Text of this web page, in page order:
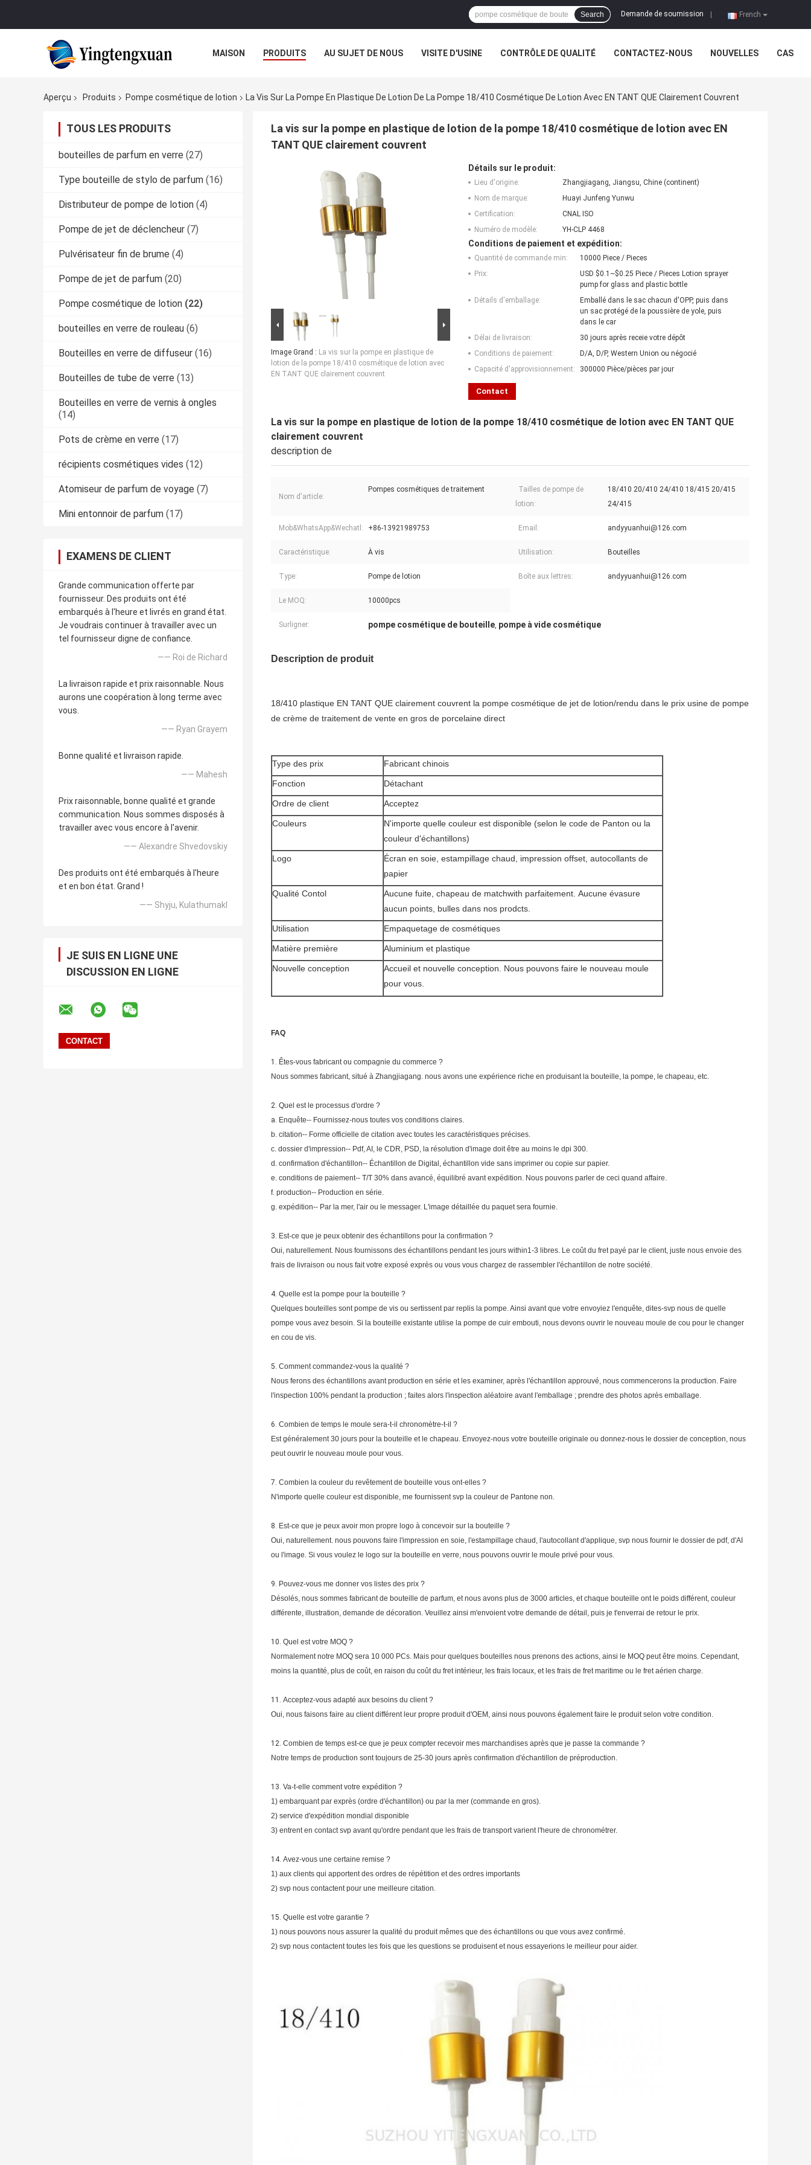
French
Demande de soumission
Search
MAISON PRODUITS AU SUJET DE NOUS VISITE D'USINE CONTRÔLE DE QUALITÉ CONTACTEZ-NOUS NOUVELLES CAS
Aperçu Produits Pompe cosmétique de lotion La Vis Sur La Pompe En Plastique De Lotion De La Pompe 18/410 Cosmétique De Lotion Avec EN TANT QUE Clairement Couvrent
TOUS LES PRODUITS
bouteilles de parfum en verre (27)
Type bouteille de stylo de parfum (16)
Distributeur de pompe de lotion (4)
Pompe de jet de déclencheur (7)
Pulvérisateur fin de brume (4)
Pompe de jet de parfum (20)
Pompe cosmétique de lotion (22)
bouteilles en verre de rouleau (6)
Bouteilles en verre de diffuseur (16)
Bouteilles de tube de verre (13)
Bouteilles en verre de vernis à ongles
(14)
Pots de crème en verre (17)
récipients cosmétiques vides (12)
Atomiseur de parfum de voyage (7)
Mini entonnoir de parfum (17)
EXAMENS DE CLIENT
Grande communication offerte par
fournisseur. Des produits ont été
embarqués à l'heure et livrés en grand état.
Je voudrais continuer à travailler avec un
tel fournisseur digne de confiance.
—— Roi de Richard
La livraison rapide et prix raisonnable. Nous
aurons une coopération à long terme avec
vous.
—— Ryan Grayem
Bonne qualité et livraison rapide.
—— Mahesh
Prix raisonnable, bonne qualité et grande
communication. Nous sommes disposés à
travailler avec vous encore à l'avenir.
—— Alexandre Shvedovskiy
Des produits ont été embarqués à l'heure
et en bon état. Grand !
—— Shyju, Kulathumakl
JE SUIS EN LIGNE UNE
DISCUSSION EN LIGNE
La vis sur la pompe en plastique de lotion de la pompe 18/410 cosmétique de lotion avec EN
TANT QUE clairement couvrent
Image Grand : La vis sur la pompe en plastique de
lotion de la pompe 18/410 cosmétique de lotion avec
EN TANT QUE clairement couvrent
Détails sur le produit:
Lieu d'origine:
Zhangjiagang, Jiangsu, Chine (continent)
Nom de marque:
Huayi Junfeng Yunwu
Certification:
CNAL ISO
Numéro de modèle:
YH-CLP 4468
Conditions de paiement et expédition:
Quantité de commande min:
10000 Piece / Pieces
Prix:
USD $0.1~$0.25 Piece / Pieces Lotion sprayer
pump for glass and plastic bottle
Détails d'emballage:
Emballé dans le sac chacun d'OPP, puis dans
un sac protégé de la poussière de yole, puis
dans le car
Délai de livraison:
30 jours après receie votre dépôt
Conditions de paiement:
D/A, D/P, Western Union ou négocié
Capacité d'approvisionnement:
300000 Pièce/pièces par jour
Contact
La vis sur la pompe en plastique de lotion de la pompe 18/410 cosmétique de lotion avec EN TANT QUE
clairement couvrent
description de
Nom d'article:
Pompes cosmétiques de traitement
Tailles de pompe de
lotion:
18/410 20/410 24/410 18/415 20/415
24/415
Mob&WhatsApp&Wechatl: +86-13921989753 Email: andyyuanhui@126.com
Caractéristique: À vis Utilisation: Bouteilles
Type: Pompe de lotion Boîte aux lettres: andyyuanhui@126.com
Le MOQ: 10000pcs
Surligner: pompe cosmétique de bouteille, pompe à vide cosmétique
Description de produit
18/410 plastique EN TANT QUE clairement couvrent la pompe cosmétique de jet de lotion/rendu dans le prix usine de pompe
de crème de traitement de vente en gros de porcelaine direct
Type des prix Fabricant chinois
Fonction Détachant
Ordre de client Acceptez
Couleurs
N'importe quelle couleur est disponible (selon le code de Panton ou la
couleur d'échantillons)
Logo
Écran en soie, estampillage chaud, impression offset, autocollants de
papier
Qualité Contol
Aucune fuite, chapeau de matchwith parfaitement. Aucune évasure
aucun points, bulles dans nos prodcts.
Utilisation Empaquetage de cosmétiques
Matière première Aluminium et plastique
Nouvelle conception
Accueil et nouvelle conception. Nous pouvons faire le nouveau moule
pour vous.
FAQ
1. Êtes-vous fabricant ou compagnie du commerce ?
Nous sommes fabricant, situé à Zhangjiagang. nous avons une expérience riche en produisant la bouteille, la pompe, le chapeau, etc.
2. Quel est le processus d'ordre ?
a. Enquête-- Fournissez-nous toutes vos conditions claires.
b. citation-- Forme officielle de citation avec toutes les caractéristiques précises.
c. dossier d'impression-- Pdf, AI, le CDR, PSD, la résolution d'image doit être au moins le dpi 300.
d. confirmation d'échantillon-- Échantillon de Digital, échantillon vide sans imprimer ou copie sur papier.
e. conditions de paiement-- T/T 30% dans avancé, équilibré avant expédition. Nous pouvons parler de ceci quand affaire.
f. production-- Production en série.
g. expédition-- Par la mer, l'air ou le messager. L'image détaillée du paquet sera fournie.
3. Est-ce que je peux obtenir des échantillons pour la confirmation ?
Oui, naturellement. Nous fournissons des échantillons pendant les jours within1-3 libres. Le coût du fret payé par le client, juste nous envoie des
frais de livraison ou nous fait votre exposé exprès ou vous vous chargez de rassembler l'échantillon de notre société.
4. Quelle est la pompe pour la bouteille ?
Quelques bouteilles sont pompe de vis ou sertissent par replis la pompe. Ainsi avant que votre envoyiez l'enquête, dites-svp nous de quelle
pompe vous avez besoin. Si la bouteille existante utilise la pompe de cuir embouti, nous devons ouvrir le nouveau moule de cou pour le changer
en cou de vis.
5. Comment commandez-vous la qualité ?
Nous ferons des échantillons avant production en série et les examiner, après l'échantillon approuvé, nous commencerons la production. Faire
l'inspection 100% pendant la production ; faites alors l'inspection aléatoire avant l'emballage ; prendre des photos après emballage.
6. Combien de temps le moule sera-t-il chronomètre-t-il ?
Est généralement 30 jours pour la bouteille et le chapeau. Envoyez-nous votre bouteille originale ou donnez-nous le dossier de conception, nous
peut ouvrir le nouveau moule pour vous.
7. Combien la couleur du revêtement de bouteille vous ont-elles ?
N'importe quelle couleur est disponible, me fournissent svp la couleur de Pantone non.
8. Est-ce que je peux avoir mon propre logo à concevoir sur la bouteille ?
Oui, naturellement. nous pouvons faire l'impression en soie, l'estampillage chaud, l'autocollant d'applique, svp nous fournir le dossier de pdf, d'AI
ou l'image. Si vous voulez le logo sur la bouteille en verre, nous pouvons ouvrir le moule privé pour vous.
9. Pouvez-vous me donner vos listes des prix ?
Désolés, nous sommes fabricant de bouteille de parfum, et nous avons plus de 3000 articles, et chaque bouteille ont le poids différent, couleur
différente, illustration, demande de décoration. Veuillez ainsi m'envoient votre demande de détail, puis je t'enverrai de retour le prix.
10. Quel est votre MOQ ?
Normalement notre MOQ sera 10 000 PCs. Mais pour quelques bouteilles nous prenons des actions, ainsi le MOQ peut être moins. Cependant,
moins la quantité, plus de coût, en raison du coût du fret intérieur, les frais locaux, et les frais de fret maritime ou le fret aérien charge.
11. Acceptez-vous adapté aux besoins du client ?
Oui, nous faisons faire au client différent leur propre produit d'OEM, ainsi nous pouvons également faire le produit selon votre condition.
12. Combien de temps est-ce que je peux compter recevoir mes marchandises après que je passe la commande ?
Notre temps de production sont toujours de 25-30 jours après confirmation d'échantillon de préproduction.
13. Va-t-elle comment votre expédition ?
1) embarquant par exprès (ordre d'échantillon) ou par la mer (commande en gros).
2) service d'expédition mondial disponible
3) entrent en contact svp avant qu'ordre pendant que les frais de transport varient l'heure de chronométrer.
14. Avez-vous une certaine remise ?
1) aux clients qui apportent des ordres de répétition et des ordres importants
2) svp nous contactent pour une meilleure citation.
15. Quelle est votre garantie ?
1) nous pouvons nous assurer la qualité du produit mêmes que des échantillons ou que vous avez confirmé.
2) svp nous contactent toutes les fois que les questions se produisent et nous essayerions le meilleur pour aider.